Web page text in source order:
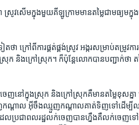
ស្រូវ​សើម​ក្នុង​មួយ​គីឡូ​ក្រាម​មាន​តម្លៃ​ជា​មធ្យម​ក្នុង​
ា​ ក្រៅ​ពី​ការ​ផ្គត់ផ្គង់​ស្រូវ​ អង្ករ​សម្រាប់​តម្រូវ​ក
ស្រុក​ និង​ក្រៅ​ស្រុក។ ​ក៏​ប៉ុន្តែ​លោក​បាន​បញ្ជាក់​ថា
ញ​នៅ​ក្នុង​ស្រុក​ និង​ក្រៅ​ស្រុក​គឺ​មាន​តម្លៃ​ខុស​គ្ន
កណ្ដាល​ អ៊ីចឹង​ឈ្មួញ​កណ្ដាល​គាត់​ទិញ​ទៅដើម្បី​
វី​ដែល​ប្រជា​ពលរដ្ឋ​លក់​ចេញ​បាន​ហ្នឹងគឺ​លក់​ចេញ​ទ